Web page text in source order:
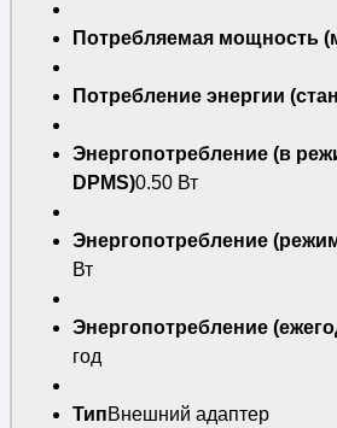
Потребляемая мощность
Потребление энергии
Энергопотребление (в
DPMS)0.50 Вт
Энергопотребление
Вт
Энергопотребление
год
ТипВнешний адаптер